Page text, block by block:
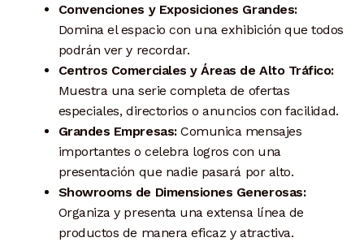
Convenciones y Exposiciones Grandes:
Domina el espacio con una exhibición que todos
podrán ver y recordar.
Centros Comerciales y Áreas de Alto Tráfico:
Muestra una serie completa de ofertas
especiales, directorios o anuncios con facilidad.
Grandes Empresas:Comunica mensajes
importantes o celebra logros con una
presentación que nadie pasará por alto.
Showrooms de Dimensiones Generosas:
Organiza y presenta una extensa línea de
productos de manera eficaz y atractiva.